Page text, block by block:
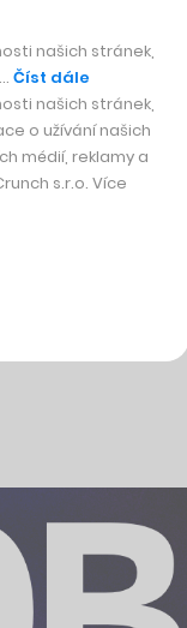
vždy v takovém
i konkurenční
který si z
našich stránek,
Číst dále
našich stránek,
o užívání našich
médií, reklamy a
s.r.o. Více